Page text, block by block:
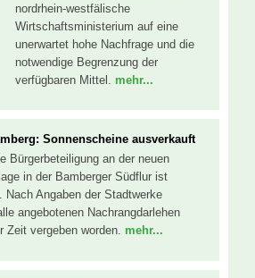
nordrhein-westfälische
Wirtschaftsministerium auf eine
unerwartet hohe Nachfrage und die
notwendige Begrenzung der
verfügbaren Mittel. mehr...
Sonnenscheine ausverkauft
Bürgerbeteiligung an der neuen
in der Bamberger Südflur ist
Nach Angaben der Stadtwerke
angebotenen Nachrangdarlehen
Zeit vergeben worden. mehr...